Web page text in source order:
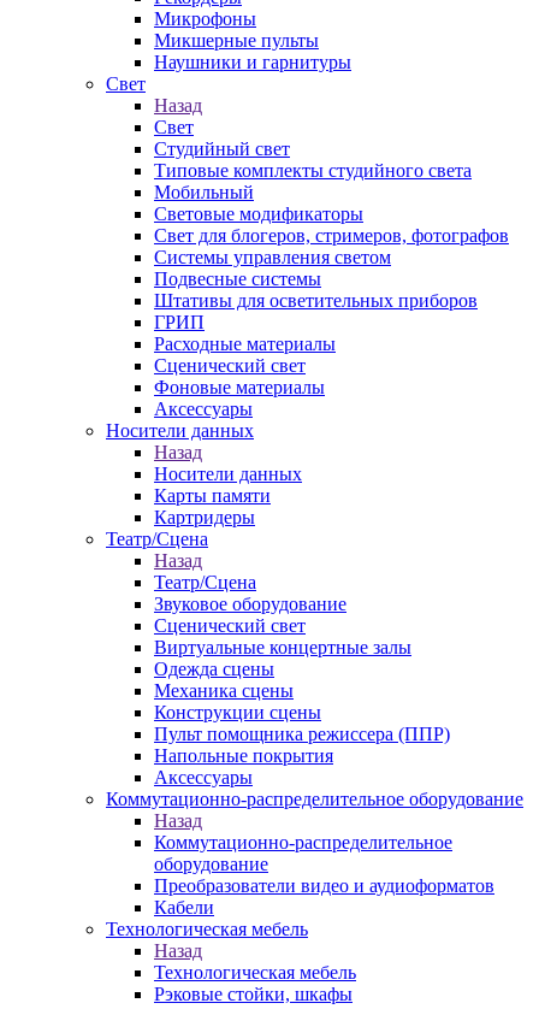
Микрофоны
Микшерные пульты
Наушники и гарнитуры
Свет
Назад
Свет
Студийный свет
Типовые комплекты студийного света
Мобильный
Световые модификаторы
Свет для блогеров, стримеров, фотографов
Системы управления светом
Подвесные системы
Штативы для осветительных приборов
ГРИП
Расходные материалы
Сценический свет
Фоновые материалы
Аксессуары
Носители данных
Назад
Носители данных
Карты памяти
Картридеры
Театр/Сцена
Назад
Театр/Сцена
Звуковое оборудование
Сценический свет
Виртуальные концертные залы
Одежда сцены
Механика сцены
Конструкции сцены
Пульт помощника режиссера (ППР)
Напольные покрытия
Аксессуары
Коммутационно-распределительное оборудование
Назад
Коммутационно-распределительное
оборудование
Преобразователи видео и аудиоформатов
Кабели
Технологическая мебель
Назад
Технологическая мебель
Рэковые стойки, шкафы